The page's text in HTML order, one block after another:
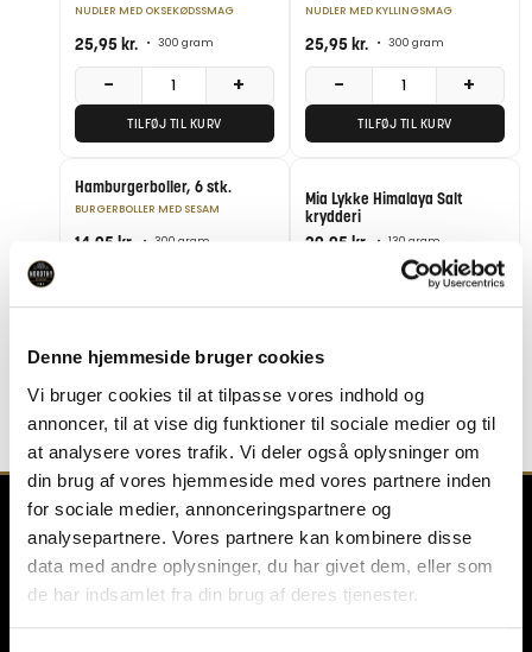
Denne hjemmeside bruger cookies
Vi bruger cookies til at tilpasse vores indhold og
annoncer, til at vise dig funktioner til sociale medier og til
at analysere vores trafik. Vi deler også oplysninger om
din brug af vores hjemmeside med vores partnere inden
for sociale medier, annonceringspartnere og
analysepartnere. Vores partnere kan kombinere disse
data med andre oplysninger, du har givet dem, eller som
de har indsamlet fra din brug af deres tjenester.
NUDLER MED OKSEKØDSSMAG
25,95kr. • 300 gram
− +
TILFØJ TIL KURV
NUDLER MED KYLLINGSMAG
25,95kr. • 300 gram
− +
TILFØJ TIL KURV
Hamburgerboller, 6 stk.
BURGERBOLLER MED SESAM
14,95 kr. • 300 gram
Mia Lykke Himalaya Salt
krydderi
29,95 kr. • 130 gram
+
NORDTHY